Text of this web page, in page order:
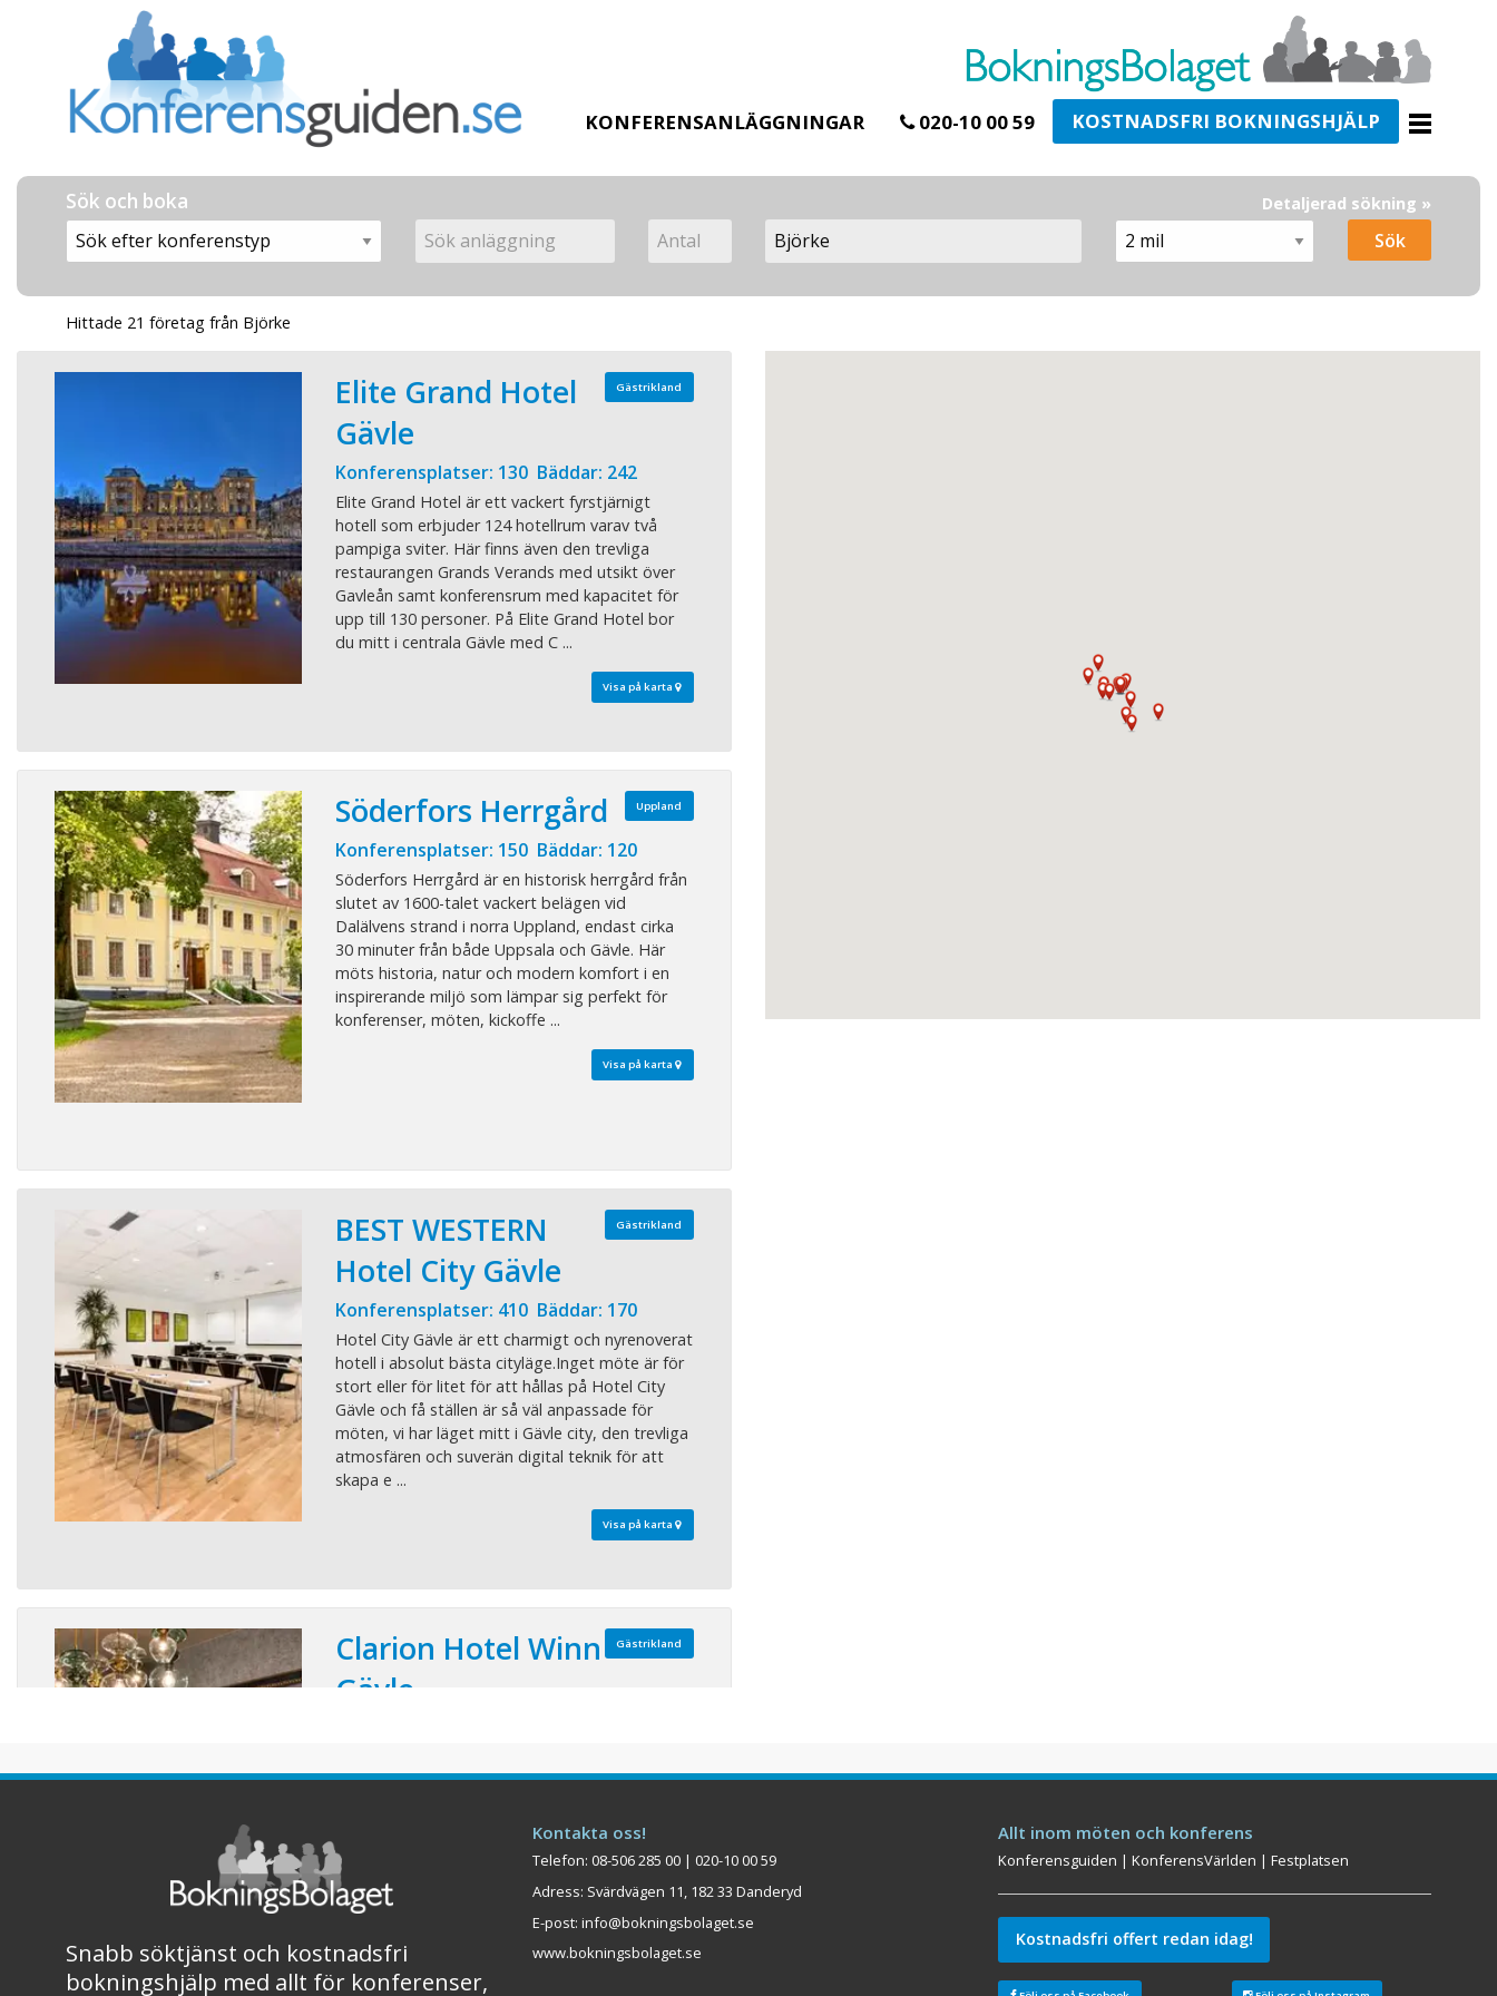
KONFERENSANLÄGGNINGAR 020-10 00 59 KOSTNADSFRI BOKNINGSHJÄLP
Sök och boka Detaljerad sökning »
Hittade 21 företag från Björke
Gästrikland
Elite Grand Hotel
Gävle
Konferensplatser: 130 Bäddar: 242
Elite Grand Hotel är ett vackert fyrstjärnigt
hotell som erbjuder 124 hotellrum varav två
pampiga sviter. Här finns även den trevliga
restaurangen Grands Verands med utsikt över
Gavleån samt konferensrum med kapacitet för
upp till 130 personer. På Elite Grand Hotel bor
du mitt i centrala Gävle med C ...
Visa på karta
Uppland
Söderfors Herrgård
Konferensplatser: 150 Bäddar: 120
Söderfors Herrgård är en historisk herrgård från
slutet av 1600-talet vackert belägen vid
Dalälvens strand i norra Uppland, endast cirka
30 minuter från både Uppsala och Gävle. Här
möts historia, natur och modern komfort i en
inspirerande miljö som lämpar sig perfekt för
konferenser, möten, kickoffe ...
Visa på karta
Gästrikland
BEST WESTERN
Hotel City Gävle
Konferensplatser: 410 Bäddar: 170
Hotel City Gävle är ett charmigt och nyrenoverat
hotell i absolut bästa cityläge.Inget möte är för
stort eller för litet för att hållas på Hotel City
Gävle och få ställen är så väl anpassade för
möten, vi har läget mitt i Gävle city, den trevliga
atmosfären och suverän digital teknik för att
skapa e ...
Visa på karta
Gästrikland
Clarion Hotel Winn
Gävle
Hotellet, med sin restaurang Brasserie Absint,
naturlig mötesplats för lokalbor och besökare.
Ett stort utbud av konferens- och mötesrum,
bar, restaurang och relaxavdelning med gym
och pool lockar interna ...
Snabb söktjänst och kostnadsfri
bokningshjälp med allt för konferenser,
Kontakta oss!
Telefon: 08-506 285 00 | 020-10 00 59
Adress: Svärdvägen 11, 182 33 Danderyd
E-post: info@bokningsbolaget.se
www.bokningsbolaget.se
Allt inom möten och konferens
Konferensguiden |KonferensVärlden |Festplatsen
Kostnadsfri offert redan idag!